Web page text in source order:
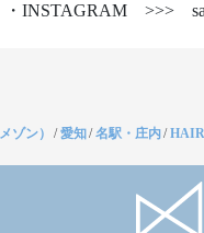
INSTAGRAM　>>>　
ゾン） /愛知/名駅・庄内/